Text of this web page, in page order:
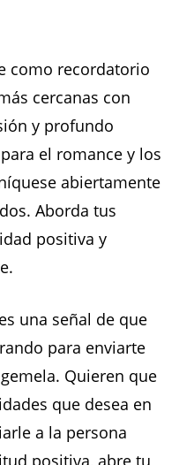
como recordatorio
cercanas con
y profundo
el romance y los
abiertamente
Aborda tus
positiva y
una señal de que
para enviarte
Quieren que
que desea en
a la persona
positiva, abre tu